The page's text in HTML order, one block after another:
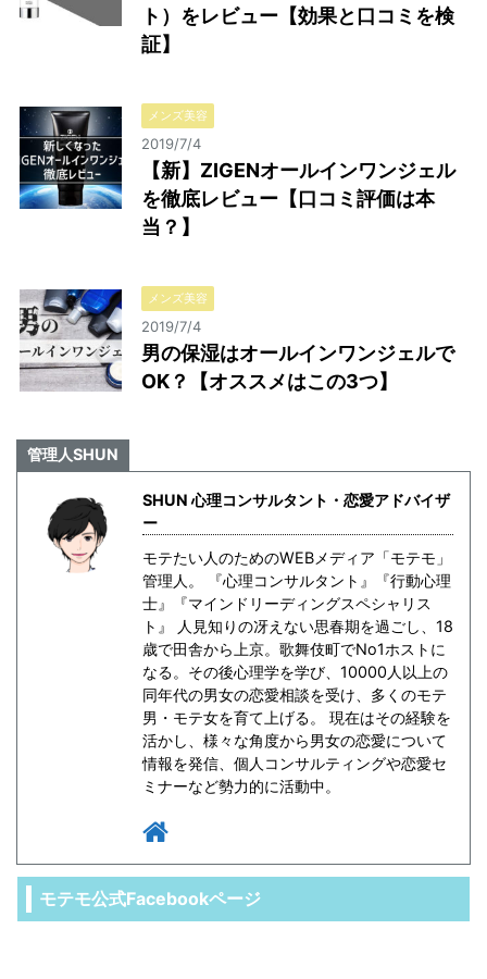
ト）をレビュー【効果と口コミを検
証】
メンズ美容
2019/7/4
【新】ZIGENオールインワンジェル
を徹底レビュー【口コミ評価は本
当？】
メンズ美容
2019/7/4
男の保湿はオールインワンジェルで
OK？【オススメはこの3つ】
管理人SHUN
SHUN 心理コンサルタント・恋愛アドバイザ
ー
モテたい人のためのWEBメディア「モテモ」
管理人。 『心理コンサルタント』『行動心理
士』『マインドリーディングスペシャリス
ト』 人見知りの冴えない思春期を過ごし、18
歳で田舎から上京。歌舞伎町でNo1ホストに
なる。その後心理学を学び、10000人以上の
同年代の男女の恋愛相談を受け、多くのモテ
男・モテ女を育て上げる。 現在はその経験を
活かし、様々な角度から男女の恋愛について
情報を発信、個人コンサルティングや恋愛セ
ミナーなど勢力的に活動中。
モテモ公式Facebookページ